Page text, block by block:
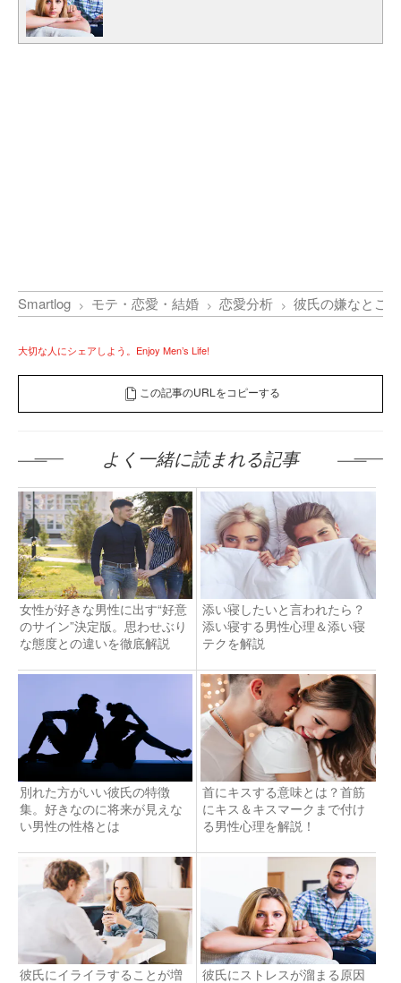
Smartlog モテ・恋愛・結婚 恋愛分析 彼氏の嫌なとこ
大切な人にシェアしよう。Enjoy Men’s Life!
この記事のURLをコピーする
よく一緒に読まれる記事
女性が好きな男性に出す“好意
のサイン”決定版。思わせぶり
な態度との違いを徹底解説
添い寝したいと言われたら？
添い寝する男性心理＆添い寝
テクを解説
別れた方がいい彼氏の特徴
集。好きなのに将来が見えな
い男性の性格とは
首にキスする意味とは？首筋
にキス＆キスマークまで付け
る男性心理を解説！
彼氏にイライラすることが増
彼氏にストレスが溜まる原因